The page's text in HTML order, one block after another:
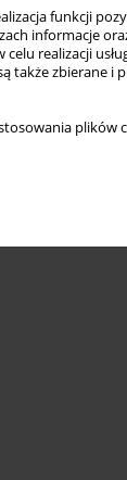
funkcji
informacje
realizacji
także zbierane i